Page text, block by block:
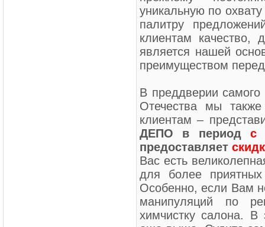
уникальную по
палитру
клиентам качество,
является нашей
преимуществом
В преддверии самого
Отечества мы
клиентам –
ДЕПО в период с
предоставляет
Вас есть
для более
Особенно, если Вам
манипуляций по
химчистку салона.